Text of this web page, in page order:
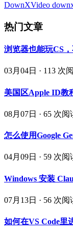
DownXVideo
热门文章
浏览器也能玩CS
03月04日 · 113 次
美国区Apple ID教
08月07日 · 65 次阅
怎么使用Google
04月09日 · 59 次阅
Windows 安装
07月13日 · 56 次阅
如何在VS Code里